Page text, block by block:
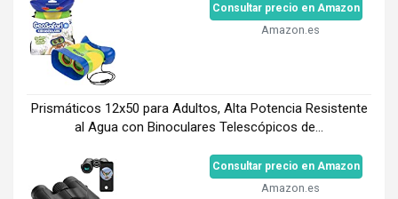
Consultar precio en Amazon
Amazon.es
Prismáticos 12x50 para Adultos, Alta Potencia Resistente
al Agua con Binoculares Telescópicos de...
Consultar precio en Amazon
Amazon.es